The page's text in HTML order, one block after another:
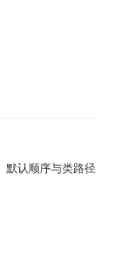
默认顺序与类路径